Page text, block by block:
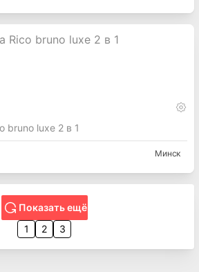
bruno luxe 2 в 1
Минск
Показать ещё
1
2 3